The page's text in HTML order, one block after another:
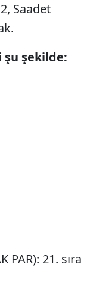
Saadet
şekilde:
PAR): 21. sıra